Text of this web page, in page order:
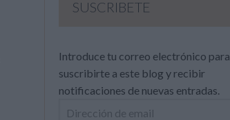
SUSCRIBETE
Introduce tu correo electrónico para
suscribirte a este blog y recibir
notificaciones de nuevas entradas.
Dirección